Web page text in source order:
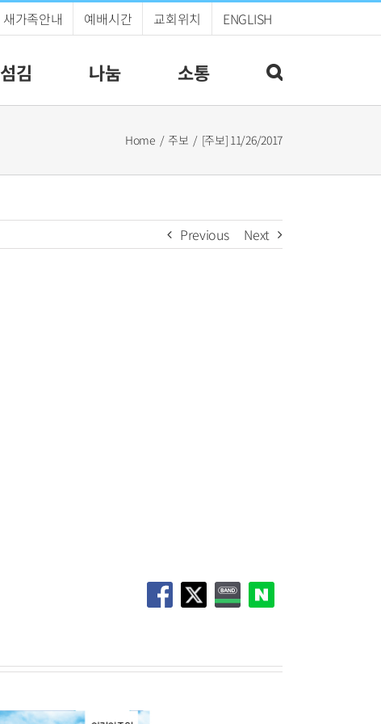
새가족안내 예배시간 교회위치 ENGLISH
섬김 나눔 소통
Home 주보 [주보] 11/26/2017
Previous Next